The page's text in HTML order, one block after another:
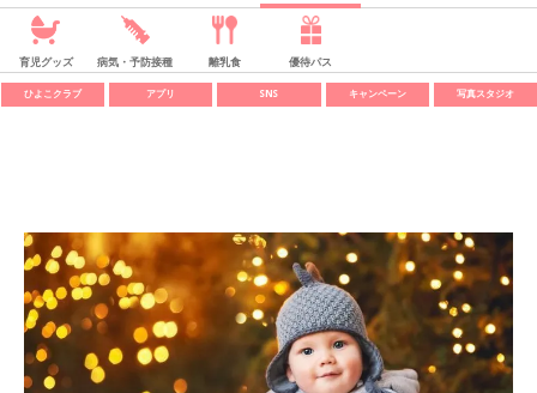
育児グッズ 病気・予防接種 離乳食 優待パス
ひよこクラブ アプリ SNS キャンペーン 写真スタジオ